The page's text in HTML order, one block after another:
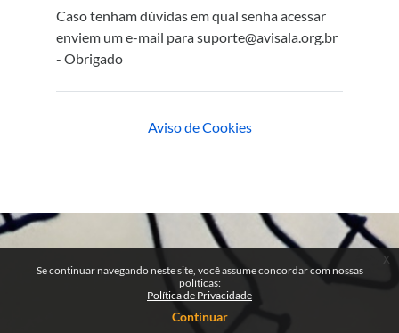
Caso tenham dúvidas em qual senha acessar
enviem um e-mail para suporte@avisala.org.br
- Obrigado
Aviso de Cookies
Se continuar navegando neste site, você assume concordar com nossas
políticas:
Política de Privacidade
Continuar
x